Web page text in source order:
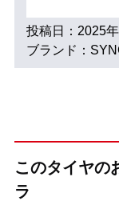
投稿日：2025
ブランド：
このタイヤの
ラ